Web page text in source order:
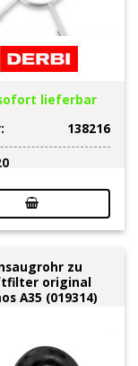
lieferbar
138216
zu
original
A35 (019314)